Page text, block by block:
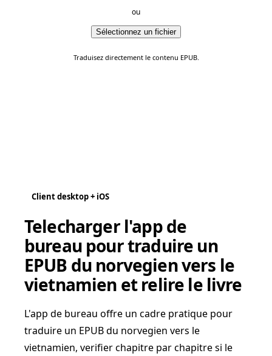
ou
Sélectionnez un fichier
Traduisez directement le contenu EPUB.
Client desktop + iOS
Telecharger l'app de
bureau pour traduire un
EPUB du norvegien vers le
vietnamien et relire le livre
L'app de bureau offre un cadre pratique pour
traduire un EPUB du norvegien vers le
vietnamien, verifier chapitre par chapitre si le